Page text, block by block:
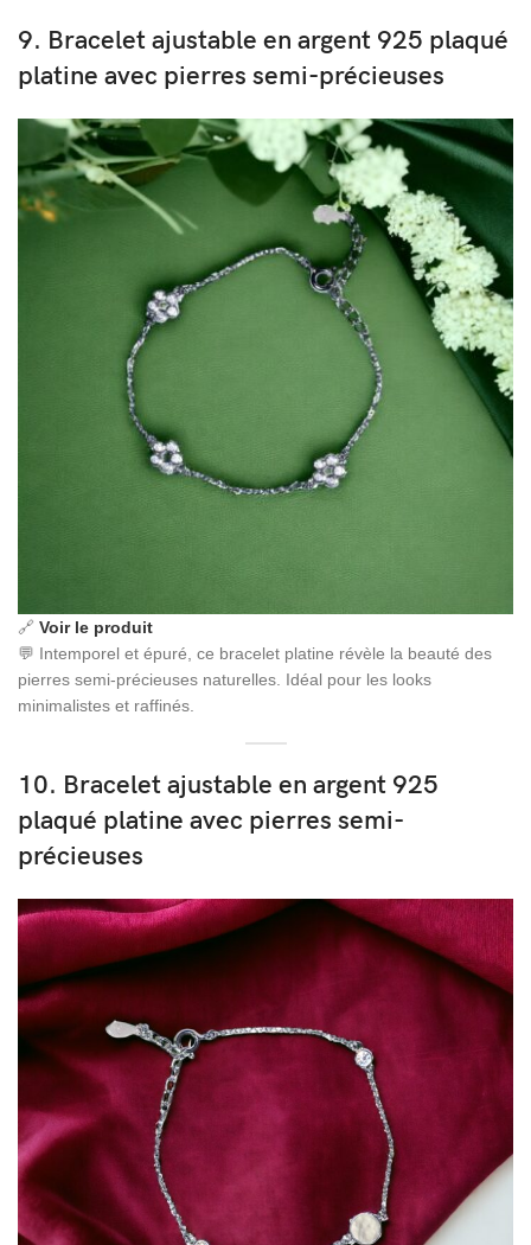
9. Bracelet ajustable en argent 925 plaqué
platine avec pierres semi-précieuses
🔗 Voir le produit
💬 Intemporel et épuré, ce bracelet platine révèle la beauté des
pierres semi-précieuses naturelles. Idéal pour les looks
minimalistes et raffinés.
10. Bracelet ajustable en argent 925
plaqué platine avec pierres semi-
précieuses